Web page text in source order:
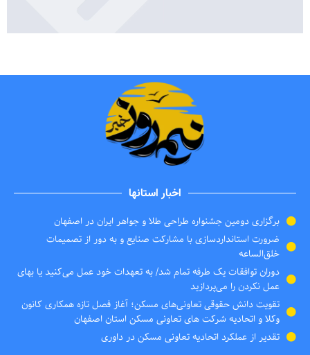
اخبار استانها
برگزاری دومین جشنواره طراحی طلا و جواهر ایران در اصفهان
ضرورت استانداردسازی با مشارکت صنایع و به دور از تصمیمات
خلق‌الساعه
دوران توافقات یک طرفه تمام شد/ به تعهدات خود عمل می‌کنید یا بهای
عمل نکردن را می‌پردازید
تقویت دانش حقوقی تعاونی‌های مسکن؛ آغاز فصل تازه همکاری کانون
وکلا و اتحادیه شرکت های تعاونی مسکن استان اصفهان
تقدیر از عملکرد اتحادیه تعاونی مسکن در داوری